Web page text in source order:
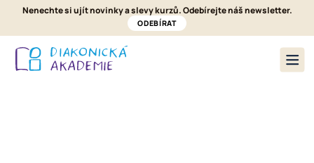
Nenechte si ujít novinky a slevy kurzů. Odebírejte náš newsletter.
ODEBÍRAT
Nabídka kurzů